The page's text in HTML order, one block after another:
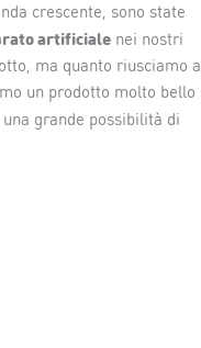
crescente, sono state
artificiale nei nostri
ma quanto riusciamo a
un prodotto molto bello
grande possibilità di